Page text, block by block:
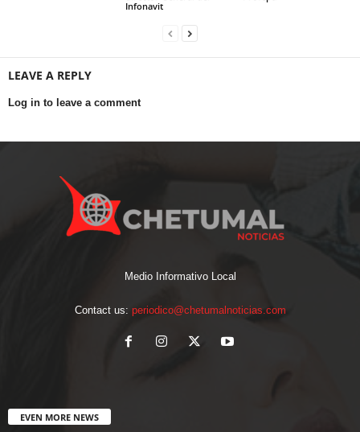
Infonavit
LEAVE A REPLY
Log in to leave a comment
Medio Informativo Local
Contact us: periodico@chetumalnoticias.com
EVEN MORE NEWS